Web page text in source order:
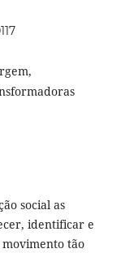
social as
identificar e
tão